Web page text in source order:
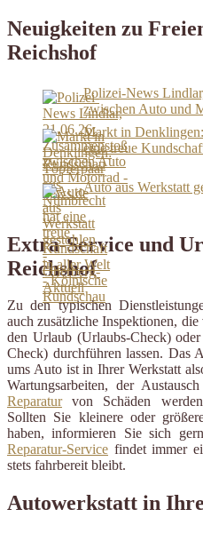
Neuigkeiten zu
Reichshof
Polizei-News
zwischen Auto und
Markt in
eine treue
Rundschau
Auto aus Werkstatt
Extra-Service und
Reichshof
Zu den typischen
auch zusätzliche Inspektionen,
den Urlaub (Urlaubs-Check)
Check) durchführen lassen. Das
ums Auto ist in Ihrer Werkstatt
Wartungsarbeiten, der
Reparaturvon Schäden werden
Sollten Sie kleinere oder
haben, informieren Sie sich
Reparatur-Service findet immer
stets fahrbereit bleibt.
Autowerkstatt in